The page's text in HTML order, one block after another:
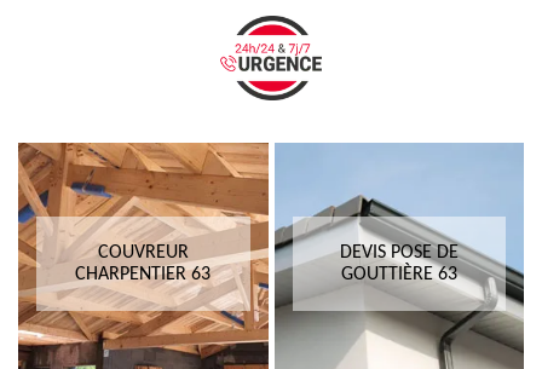
COUVREUR
CHARPENTIER 63
DEVIS POSE DE
GOUTTIÈRE 63